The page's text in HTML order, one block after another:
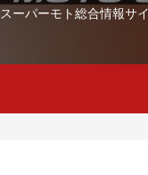
スーパーモト総合情報サ